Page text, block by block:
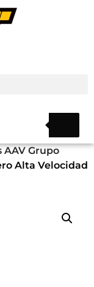
AAV Grupo
Alta Velocidad